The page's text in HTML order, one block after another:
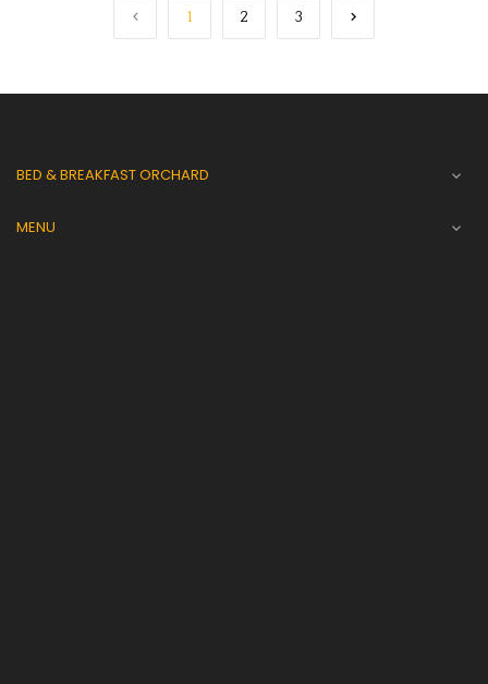
 1 2 3 
BED & BREAKFAST ORCHARD 
MENU 